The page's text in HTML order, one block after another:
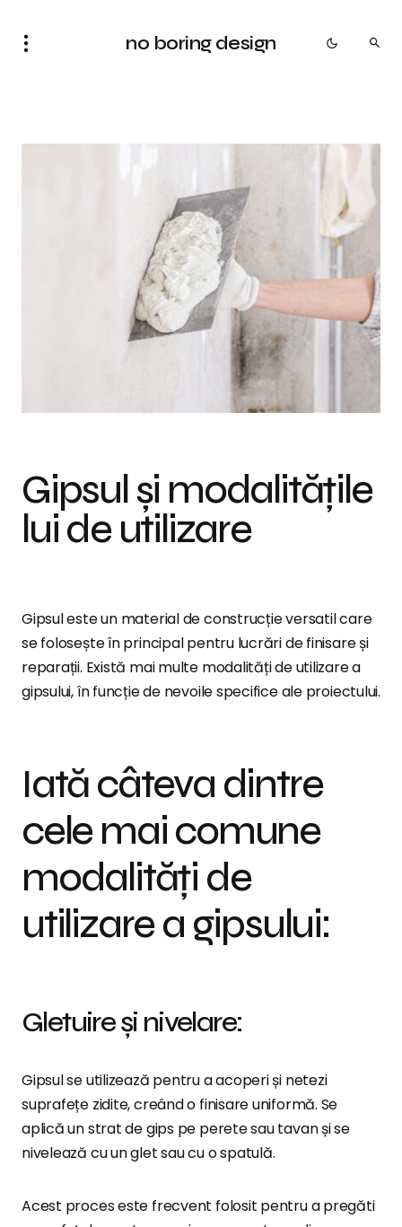
no boring design
Gipsul și modalitățile
lui de utilizare
Gipsul este un material de construcție versatil care
se folosește în principal pentru lucrări de finisare și
reparații. Există mai multe modalități de utilizare a
gipsului, în funcție de nevoile specifice ale proiectului.
Iată câteva dintre
cele mai comune
modalități de
utilizare a gipsului:
Gletuire și nivelare:
Gipsul se utilizează pentru a acoperi și netezi
suprafețe zidite, creând o finisare uniformă. Se
aplică un strat de gips pe perete sau tavan și se
nivelează cu un glet sau cu o spatulă.
Acest proces este frecvent folosit pentru a pregăti